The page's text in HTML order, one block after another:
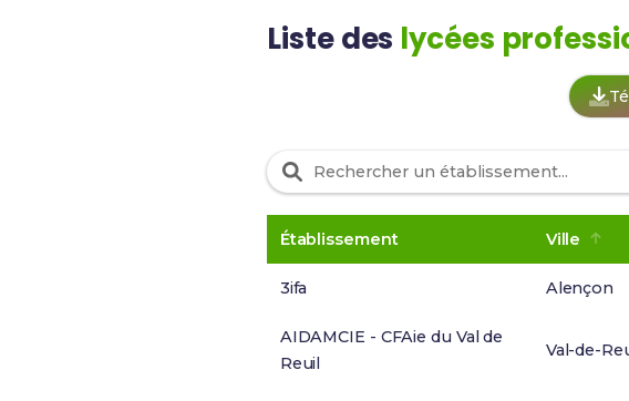
Liste des lycées
Établissement Ville
3ifa Alençon
AIDAMCIE - CFAie du Val de
Reuil
Val-de-